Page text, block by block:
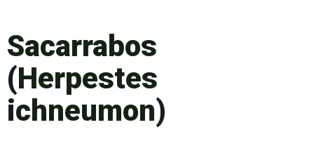
Sacarrabos
(Herpestes
ichneumon)